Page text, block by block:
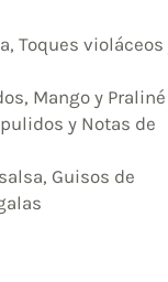
Toques violáceos
Mango y Praliné
y Notas de
Guisos de